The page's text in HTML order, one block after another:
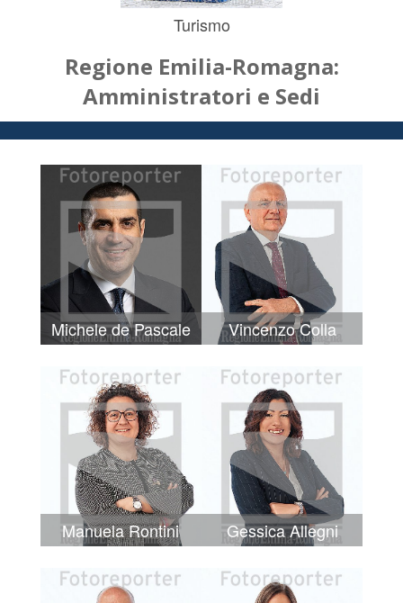
Turismo
Regione Emilia-Romagna:
Amministratori e Sedi
Michele de Pascale Vincenzo Colla
Manuela Rontini Gessica Allegni